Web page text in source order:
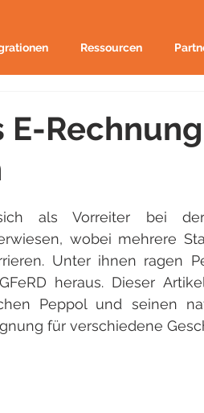
Ressourcen
E-
als Vorreiter bei
wobei mehrere
Unter ihnen ragen
heraus. Dieser
Peppol und seinen
für verschiedene